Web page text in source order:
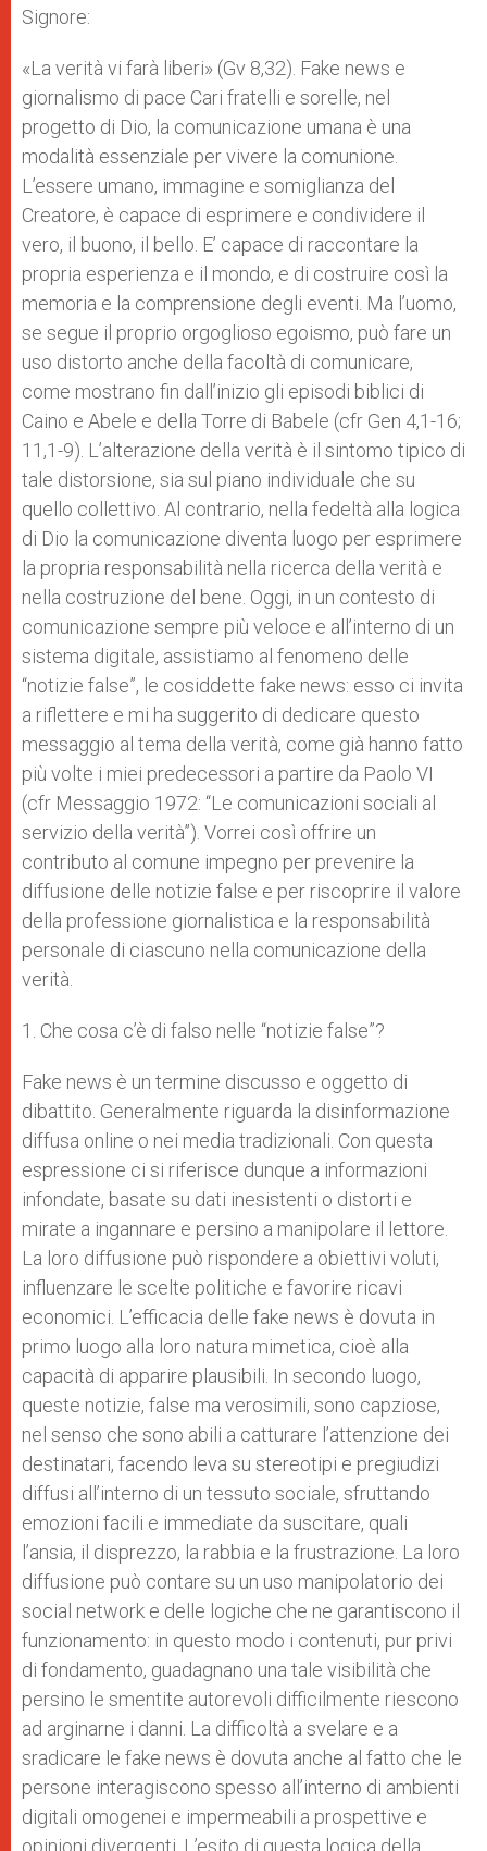
Signore:
«La verità vi farà liberi» (Gv 8,32). Fake news e
giornalismo di pace Cari fratelli e sorelle, nel
progetto di Dio, la comunicazione umana è una
modalità essenziale per vivere la comunione.
L’essere umano, immagine e somiglianza del
Creatore, è capace di esprimere e condividere il
vero, il buono, il bello. E’ capace di raccontare la
propria esperienza e il mondo, e di costruire così la
memoria e la comprensione degli eventi. Ma l’uomo,
se segue il proprio orgoglioso egoismo, può fare un
uso distorto anche della facoltà di comunicare,
come mostrano fin dall’inizio gli episodi biblici di
Caino e Abele e della Torre di Babele (cfr Gen 4,1-16;
11,1-9). L’alterazione della verità è il sintomo tipico di
tale distorsione, sia sul piano individuale che su
quello collettivo. Al contrario, nella fedeltà alla logica
di Dio la comunicazione diventa luogo per esprimere
la propria responsabilità nella ricerca della verità e
nella costruzione del bene. Oggi, in un contesto di
comunicazione sempre più veloce e all’interno di un
sistema digitale, assistiamo al fenomeno delle
“notizie false”, le cosiddette fake news: esso ci invita
a riflettere e mi ha suggerito di dedicare questo
messaggio al tema della verità, come già hanno fatto
più volte i miei predecessori a partire da Paolo VI
(cfr Messaggio 1972: “Le comunicazioni sociali al
servizio della verità”). Vorrei così offrire un
contributo al comune impegno per prevenire la
diffusione delle notizie false e per riscoprire il valore
della professione giornalistica e la responsabilità
personale di ciascuno nella comunicazione della
verità.
1. Che cosa c’è di falso nelle “notizie false”?
Fake news è un termine discusso e oggetto di
dibattito. Generalmente riguarda la disinformazione
diffusa online o nei media tradizionali. Con questa
espressione ci si riferisce dunque a informazioni
infondate, basate su dati inesistenti o distorti e
mirate a ingannare e persino a manipolare il lettore.
La loro diffusione può rispondere a obiettivi voluti,
influenzare le scelte politiche e favorire ricavi
economici. L’efficacia delle fake news è dovuta in
primo luogo alla loro natura mimetica, cioè alla
capacità di apparire plausibili. In secondo luogo,
queste notizie, false ma verosimili, sono capziose,
nel senso che sono abili a catturare l’attenzione dei
destinatari, facendo leva su stereotipi e pregiudizi
diffusi all’interno di un tessuto sociale, sfruttando
emozioni facili e immediate da suscitare, quali
l’ansia, il disprezzo, la rabbia e la frustrazione. La loro
diffusione può contare su un uso manipolatorio dei
social network e delle logiche che ne garantiscono il
funzionamento: in questo modo i contenuti, pur privi
di fondamento, guadagnano una tale visibilità che
persino le smentite autorevoli difficilmente riescono
ad arginarne i danni. La difficoltà a svelare e a
sradicare le fake news è dovuta anche al fatto che le
persone interagiscono spesso all’interno di ambienti
digitali omogenei e impermeabili a prospettive e
opinioni divergenti. L’esito di questa logica della